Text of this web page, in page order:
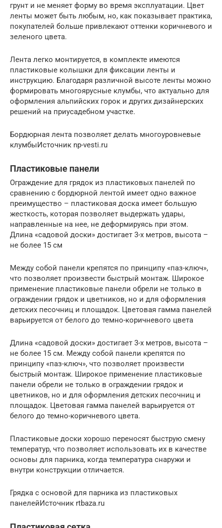
грунт и не меняет форму во время эксплуатации. Цвет
ленты может быть любым, но, как показывает практика,
покупателей больше привлекают оттенки коричневого и
зеленого цвета.
Лента легко монтируется, в комплекте имеются
пластиковые колышки для фиксации ленты и
инструкцию. Благодаря различной высоте ленты можно
формировать многоярусные клумбы, что актуально для
оформления альпийских горок и других дизайнерских
решений на приусадебном участке.
Бордюрная лента позволяет делать многоуровневые
клумбыИсточник np-vesti.ru
Пластиковые панели
Ограждение для грядок из пластиковых панелей по
сравнению с бордюрной лентой имеет одно важное
преимущество – пластиковая доска имеет большую
жесткость, которая позволяет выдержать удары,
направленные на нее, не деформируясь при этом.
Длина «садовой доски» достигает 3-х метров, высота –
не более 15 см
Между собой панели крепятся по принципу «паз-ключ»,
что позволяет произвести быстрый монтаж. Широкое
применение пластиковые панели обрели не только в
ограждении грядок и цветников, но и для оформления
детских песочниц и площадок. Цветовая гамма панелей
варьируется от белого до темно-коричневого цвета
Длина «садовой доски» достигает 3-х метров, высота –
не более 15 см. Между собой панели крепятся по
принципу «паз-ключ», что позволяет произвести
быстрый монтаж. Широкое применение пластиковые
панели обрели не только в ограждении грядок и
цветников, но и для оформления детских песочниц и
площадок. Цветовая гамма панелей варьируется от
белого до темно-коричневого цвета.
Пластиковые доски хорошо переносят быструю смену
температур, что позволяет использовать их в качестве
основы для парника, когда температура снаружи и
внутри конструкции отличается.
Грядка с основой для парника из пластиковых
панелейИсточник rtbaza.ru